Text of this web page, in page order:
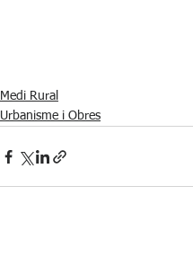
Medi Rural
Urbanisme i Obres